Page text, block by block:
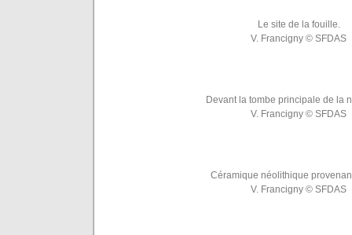
Le site de la fouille.
V. Francigny © SFDAS
Devant la tombe principale de la
V. Francigny © SFDAS
Céramique néolithique
V. Francigny © SFDAS